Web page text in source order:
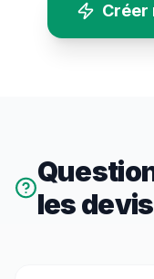
Créer
les devis